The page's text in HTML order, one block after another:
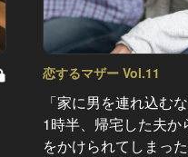
恋するマザー Vol.11
「家に男を連れ込む
1時半、帰宅した夫か
をかけられてしまっ